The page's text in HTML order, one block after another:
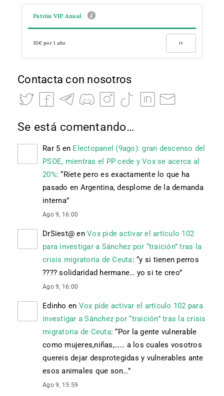
Patrón VIP Anual
35€ por 1 año Ir
Contacta con nosotros
Se está comentando…
Rar 5 en Electopanel (9ago): gran descenso del
PSOE, mientras el PP cede y Vox se acerca al
20%: “Ríete pero es exactamente lo que ha
pasado en Argentina, desplome de la demanda
interna”
Ago 9, 16:00
DrSiest@ en Vox pide activar el artículo 102
para investigar a Sánchez por “traición” tras la
crisis migratoria de Ceuta: “y si tienen perros
???? solidaridad hermane… yo si te creo”
Ago 9, 16:00
Edinho en Vox pide activar el artículo 102 para
investigar a Sánchez por “traición” tras la crisis
migratoria de Ceuta: “Por la gente vulnerable
como mujeres,niñas,…… a los cuales vosotros
quereis dejar desprotegidas y vulnerables ante
esos animales que son…”
Ago 9, 15:59